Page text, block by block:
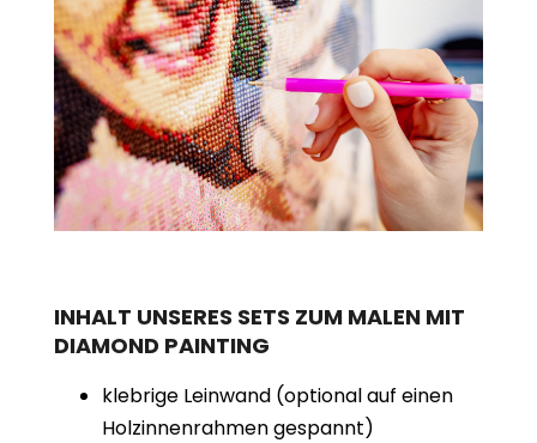
INHALT UNSERES SETS ZUM MALEN MIT
DIAMOND PAINTING
klebrige Leinwand (optional auf einen
Holzinnenrahmen gespannt)